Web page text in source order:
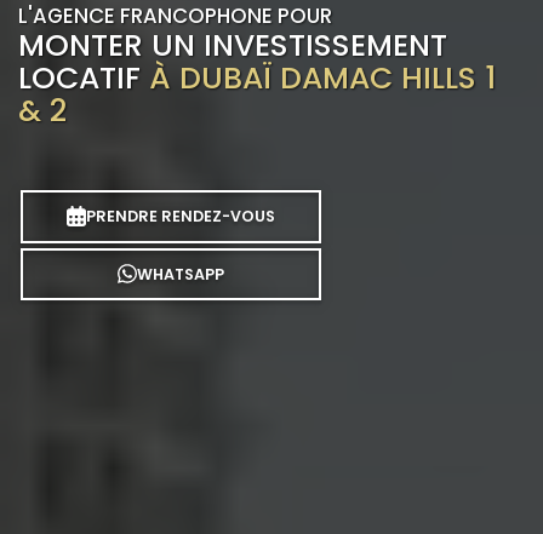
L'AGENCE FRANCOPHONE POUR
MONTER UN INVESTISSEMENT
LOCATIF À DUBAÏ DAMAC HILLS 1
& 2
PRENDRE RENDEZ-VOUS
WHATSAPP